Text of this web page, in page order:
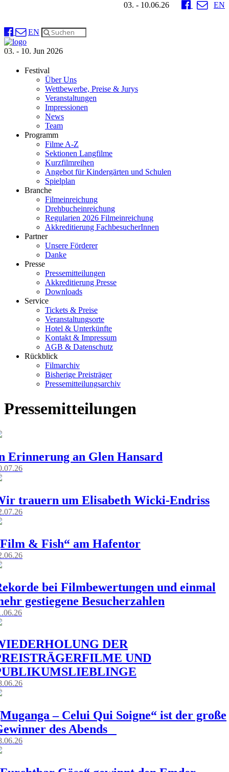
03. - 10.06.26 EN
EN
03. - 10. Jun 2026
Festival
Über Uns
Wettbewerbe, Preise & Jurys
Veranstaltungen
Impressionen
News
Team
Programm
Filme A-Z
Sektionen Langfilme
Kurzfilmreihen
Angebot für Kindergärten und Schulen
Spielplan
Branche
Filmeinreichung
Drehbucheinreichung
Regularien 2026 Filmeinreichung
Akkreditierung FachbesucherInnen
Partner
Unsere Förderer
Danke
Presse
Pressemitteilungen
Akkreditierung Presse
Downloads
Service
Tickets & Preise
Veranstaltungsorte
Hotel & Unterkünfte
Kontakt & Impressum
AGB & Datenschutz
Rückblick
Filmarchiv
Bisherige Preisträger
Pressemitteilungsarchiv
Pressemitteilungen
Erinnerung an Glen Hansard
trauern um Elisabeth Wicki-Endriss
& Fish“ am Hafentor
bei Filmbewertungen und einmal
gestiegene Besucherzahlen
DER
UND
– Celui Qui Soigne“ ist der große
des Abends